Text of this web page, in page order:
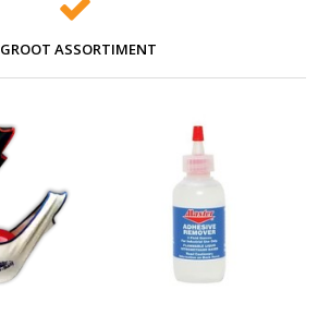
GROOT ASSORTIMENT